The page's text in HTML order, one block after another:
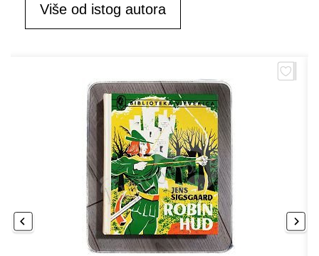
Više od istog autora